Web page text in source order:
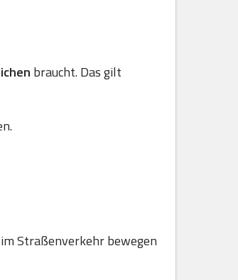
braucht. Das gilt
Straßenverkehr bewegen